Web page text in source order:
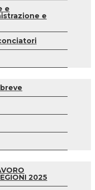
e
e
2025